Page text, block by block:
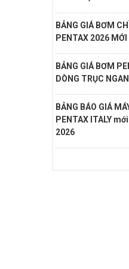
BẢNG GIÁ BƠM
PENTAX 2026
BẢNG GIÁ BƠM
DÒNG TRỤC
BẢNG BÁO GIÁ
PENTAX ITALY
2026